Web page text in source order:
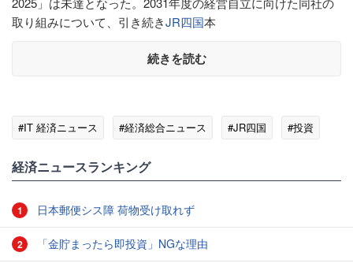
取り組みについて、引き続きJR四国本
続きを読む
#IT 経済ニュース #経済総合ニュース #JR四国 #投資
経済ニュースランキング
1 日本郵便シス障 荷物受け取れず
2 「金貯まったら即投資」NGな理由